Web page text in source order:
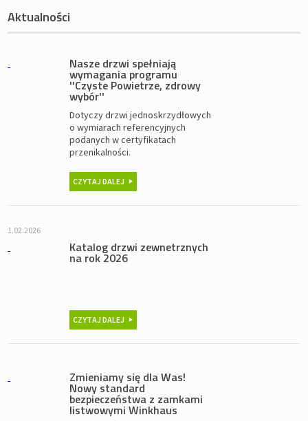
Aktualności
Nasze drzwi spełniają
wymagania programu
''Czyste Powietrze, zdrowy
wybór''
Dotyczy drzwi jednoskrzydłowych
o wymiarach referencyjnych
podanych w certyfikatach
przenikalności.
CZYTAJ DALEJ
1.02.2026
Katalog drzwi zewnetrznych
na rok 2026
CZYTAJ DALEJ
Zmieniamy się dla Was!
Nowy standard
bezpieczeństwa z zamkami
listwowymi Winkhaus